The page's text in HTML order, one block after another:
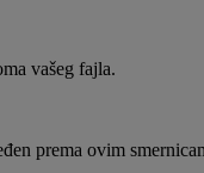
vašeg fajla.
prema ovim